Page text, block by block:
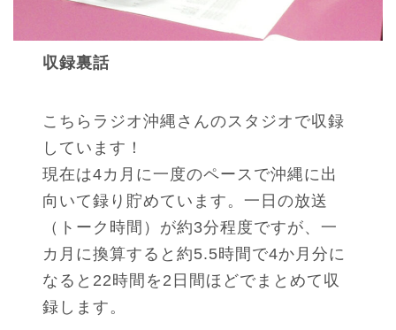
収録裏話
こちらラジオ沖縄さんのスタジオで収録
しています！
現在は4カ月に一度のペースで沖縄に出
向いて録り貯めています。一日の放送
（トーク時間）が約3分程度ですが、一
カ月に換算すると約5.5時間で4か月分に
なると22時間を2日間ほどでまとめて収
録します。